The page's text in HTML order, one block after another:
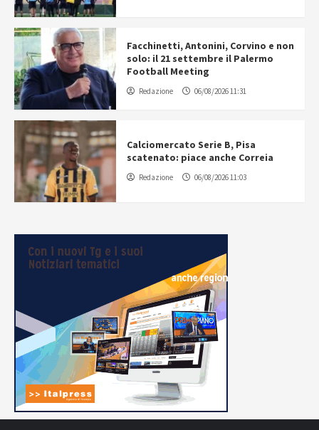
Facchinetti, Antonini, Corvino e non
solo: il 21 settembre il Palermo
Football Meeting
Redazione 06/08/2026 11:31
Calciomercato Serie B, Pisa
scatenato: piace anche Correia
Redazione 06/08/2026 11:03